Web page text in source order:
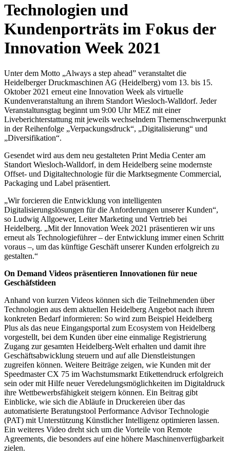
Technologien und
Kundenporträts im Fokus der
Innovation Week 2021
Unter dem Motto „Always a step ahead” veranstaltet die
Heidelberger Druckmaschinen AG (Heidelberg) vom 13. bis 15.
Oktober 2021 erneut eine Innovation Week als virtuelle
Kundenveranstaltung an ihrem Standort Wiesloch-Walldorf. Jeder
Veranstaltunsgtag beginnt um 9:00 Uhr MEZ mit einer
Liveberichterstattung mit jeweils wechselndem Themenschwerpunkt
in der Reihenfolge „Verpackungsdruck“, „Digitalisierung“ und
„Diversifikation“.
Gesendet wird aus dem neu gestalteten Print Media Center am
Standort Wiesloch-Walldorf, in dem Heidelberg seine modernste
Offset- und Digitaltechnologie für die Marktsegmente Commercial,
Packaging und Label präsentiert.
„Wir forcieren die Entwicklung von intelligenten
Digitalisierungslösungen für die Anforderungen unserer Kunden“,
so Ludwig Allgoewer, Leiter Marketing und Vertrieb bei
Heidelberg. „Mit der Innovation Week 2021 präsentieren wir uns
erneut als Technologieführer – der Entwicklung immer einen Schritt
voraus –, um das künftige Geschäft unserer Kunden erfolgreich zu
gestalten.“
On Demand Videos präsentieren Innovationen für neue
Geschäfstideen
Anhand von kurzen Videos können sich die Teilnehmenden über
Technologien aus dem aktuellen Heidelberg Angebot nach ihrem
konkreten Bedarf informieren: So wird zum Beispiel Heidelberg
Plus als das neue Eingangsportal zum Ecosystem von Heidelberg
vorgestellt, bei dem Kunden über eine einmalige Registrierung
Zugang zur gesamten Heidelberg-Welt erhalten und damit ihre
Geschäftsabwicklung steuern und auf alle Dienstleistungen
zugreifen können. Weitere Beiträge zeigen, wie Kunden mit der
Speedmaster CX 75 im Wachstumsmarkt Etikettendruck erfolgreich
sein oder mit Hilfe neuer Veredelungsmöglichkeiten im Digitaldruck
ihre Wettbewerbsfähigkeit steigern können. Ein Beitrag gibt
Einblicke, wie sich die Abläufe in Druckereien über das
automatisierte Beratungstool Performance Advisor Technologie
(PAT) mit Unterstützung Künstlicher Intelligenz optimieren lassen.
Ein weiteres Video dreht sich um die Vorteile von Remote
Agreements, die besonders auf eine höhere Maschinenverfügbarkeit
zielen.